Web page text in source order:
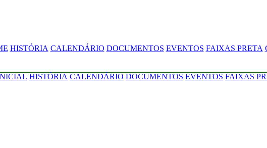
HISTÓRIA CALENDÁRIO DOCUMENTOS EVENTOS FAIXAS PRETA
HISTÓRIA CALENDÁRIO DOCUMENTOS EVENTOS FAIXAS